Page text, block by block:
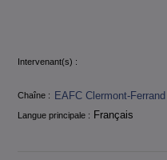
Intervenant(s) :
Chaîne : EAFC Clermont-Ferrand
Langue principale : Français